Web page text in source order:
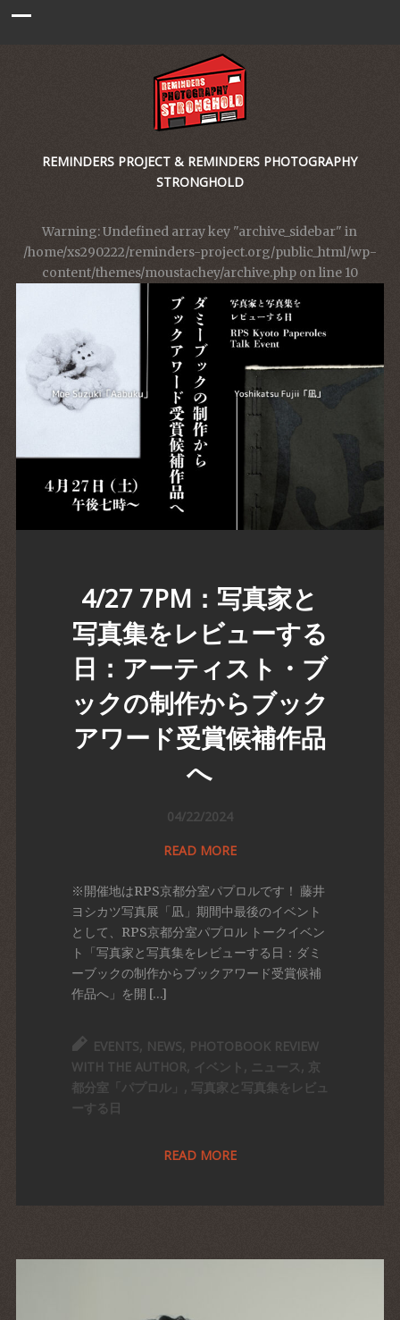
REMINDERS PROJECT & REMINDERS PHOTOGRAPHY
STRONGHOLD
Warning: Undefined array key "archive_sidebar" in
/home/xs290222/reminders-project.org/public_html/wp-
content/themes/moustachey/archive.phpon line 10
4/27 7PM：写真家と
写真集をレビューする
日：アーティスト・ブ
ックの制作からブック
アワード受賞候補作品
へ
04/22/2024
READ MORE
※開催地はRPS京都分室パプロルです！ 藤井
ヨシカツ写真展「凪」期間中最後のイベント
として、RPS京都分室パプロル トークイベン
ト「写真家と写真集をレビューする日：ダミ
ーブックの制作からブックアワード受賞候補
作品へ」を開 […]
EVENTS, NEWS, PHOTOBOOK REVIEW
WITH THE AUTHOR, イベント , ニュース, 京
都分室「パプロル」 , 写真家と写真集をレビュ
ーする日
READ MORE